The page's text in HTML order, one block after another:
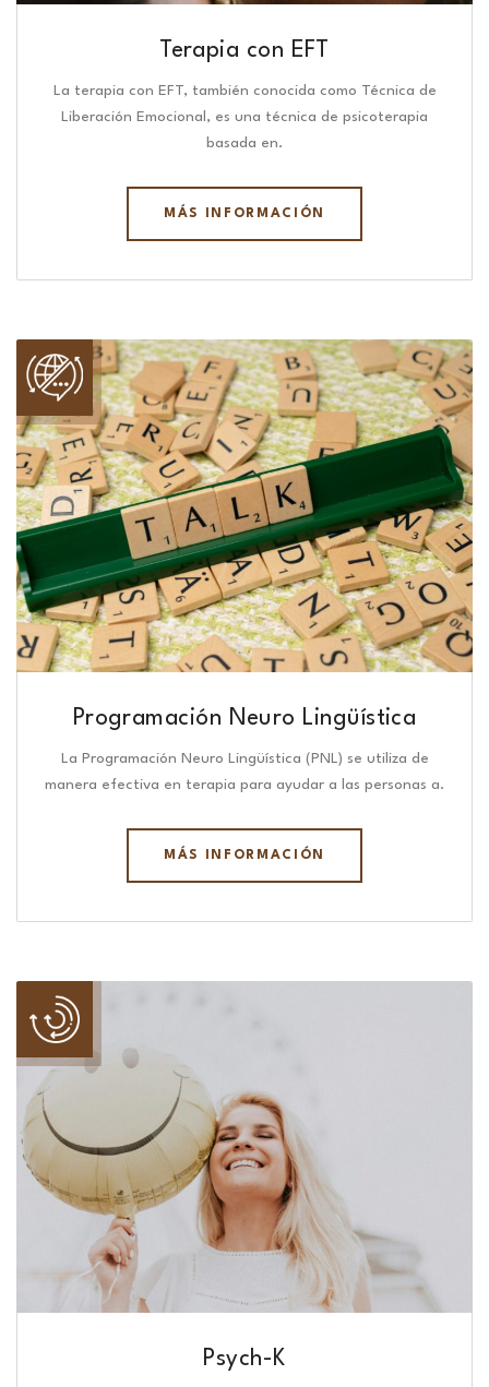
Terapia con EFT
La terapia con EFT, también conocida como Técnica de
Liberación Emocional, es una técnica de psicoterapia
basada en.
MÁS INFORMACIÓN
Programación Neuro Lingüística​
La Programación Neuro Lingüística (PNL) se utiliza de
manera efectiva en terapia para ayudar a las personas a.
MÁS INFORMACIÓN
Psych-K